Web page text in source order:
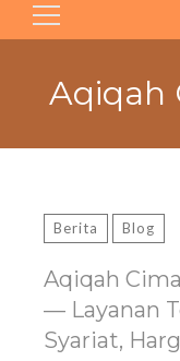
Search
Aqiqah
Berita Blog
Aqiqah
— Layanan
Syariat,